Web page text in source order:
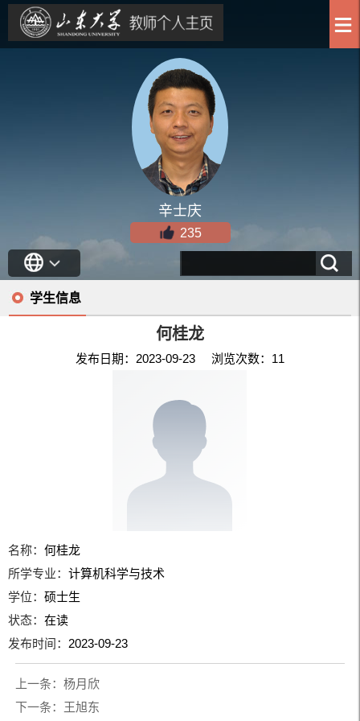
辛士庆
235
学生信息
何桂龙
发布日期：2023-09-23 浏览次数： 11
名称：何桂龙
所学专业：计算机科学与技术
学位：硕士生
状态：在读
发布时间： 2023-09-23
上一条： 杨月欣
下一条： 王旭东